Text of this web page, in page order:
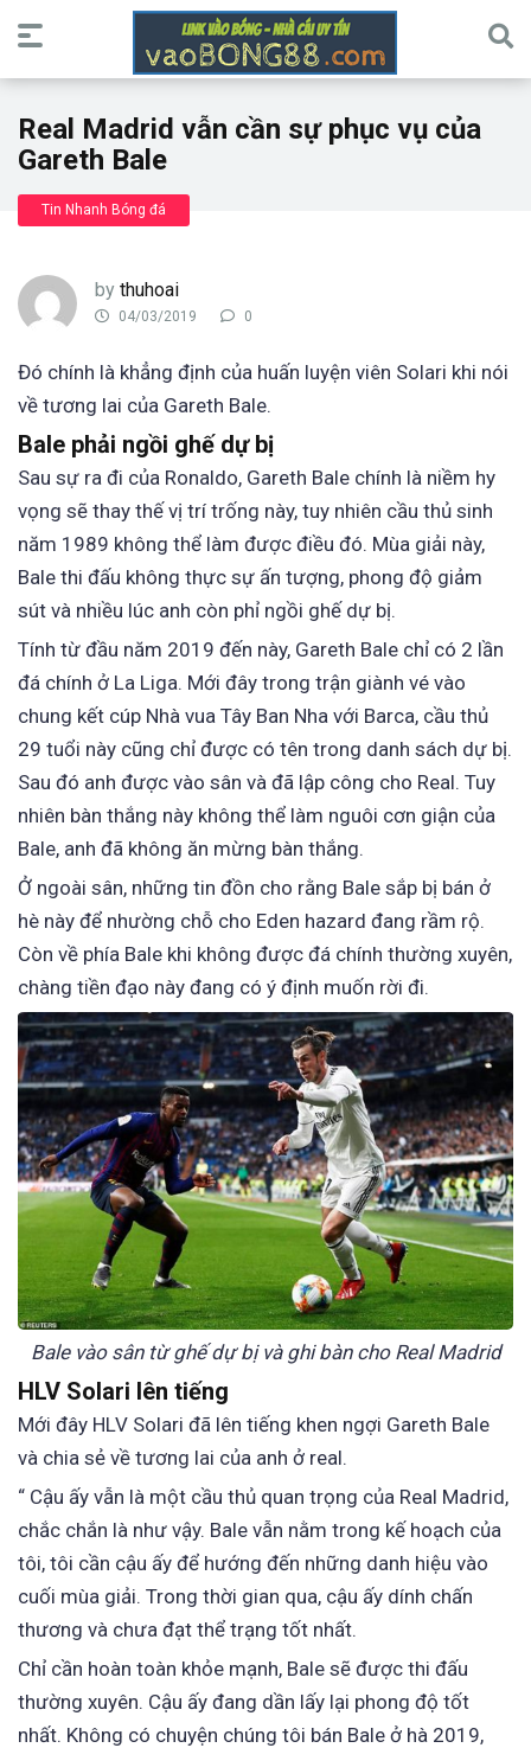
Real Madrid vẫn cần sự phục vụ của
Gareth Bale
Tin Nhanh Bóng đá
by thuhoai
04/03/2019 0
Đó chính là khẳng định của huấn luyện viên Solari khi nói
về tương lai của Gareth Bale.
Bale phải ngồi ghế dự bị
Sau sự ra đi của Ronaldo, Gareth Bale chính là niềm hy
vọng sẽ thay thế vị trí trống này, tuy nhiên cầu thủ sinh
năm 1989 không thể làm được điều đó. Mùa giải này,
Bale thi đấu không thực sự ấn tượng, phong độ giảm
sút và nhiều lúc anh còn phỉ ngồi ghế dự bị.
Tính từ đầu năm 2019 đến này, Gareth Bale chỉ có 2 lần
đá chính ở La Liga. Mới đây trong trận giành vé vào
chung kết cúp Nhà vua Tây Ban Nha với Barca, cầu thủ
29 tuổi này cũng chỉ được có tên trong danh sách dự bị.
Sau đó anh được vào sân và đã lập công cho Real. Tuy
nhiên bàn thắng này không thể làm nguôi cơn giận của
Bale, anh đã không ăn mừng bàn thắng.
Ở ngoài sân, những tin đồn cho rằng Bale sắp bị bán ở
hè này để nhường chỗ cho Eden hazard đang rầm rộ.
Còn về phía Bale khi không được đá chính thường xuyên,
chàng tiền đạo này đang có ý định muốn rời đi.
Bale vào sân từ ghế dự bị và ghi bàn cho Real Madrid
HLV Solari lên tiếng
Mới đây HLV Solari đã lên tiếng khen ngợi Gareth Bale
và chia sẻ về tương lai của anh ở real.
“ Cậu ấy vẫn là một cầu thủ quan trọng của Real Madrid,
chắc chắn là như vậy. Bale vẫn nằm trong kế hoạch của
tôi, tôi cần cậu ấy để hướng đến những danh hiệu vào
cuối mùa giải. Trong thời gian qua, cậu ấy dính chấn
thương và chưa đạt thể trạng tốt nhất.
Chỉ cần hoàn toàn khỏe mạnh, Bale sẽ được thi đấu
thường xuyên. Cậu ấy đang dần lấy lại phong độ tốt
nhất. Không có chuyện chúng tôi bán Bale ở hà 2019,